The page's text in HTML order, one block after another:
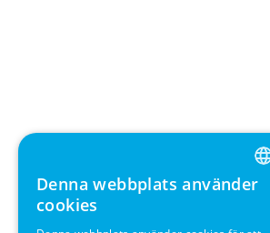
ENGLISH
Denna webbplats använder
cookies